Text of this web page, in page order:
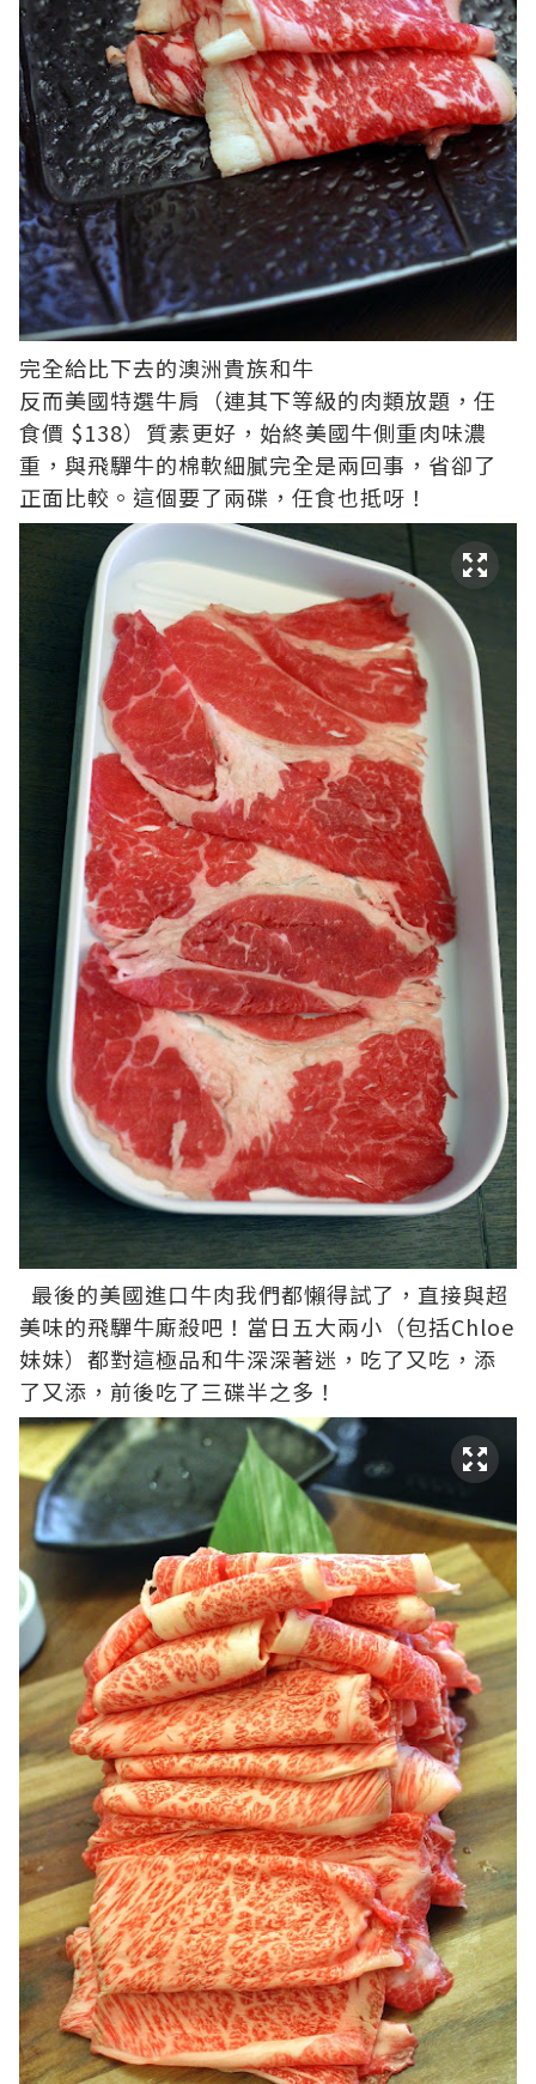
完全給比下去的澳洲貴族和牛
反而美國特選牛肩（連其下等級的肉類放題，任
食價 $138）質素更好，始終美國牛側重肉味濃
重，與飛驒牛的棉軟細膩完全是兩回事，省卻了
正面比較。這個要了兩碟，任食也抵呀！
最後的美國進口牛肉我們都懶得試了，直接與超
美味的飛驒牛廝殺吧！當日五大兩小（包括Chloe
妹妹）都對這極品和牛深深著迷，吃了又吃，添
了又添，前後吃了三碟半之多！